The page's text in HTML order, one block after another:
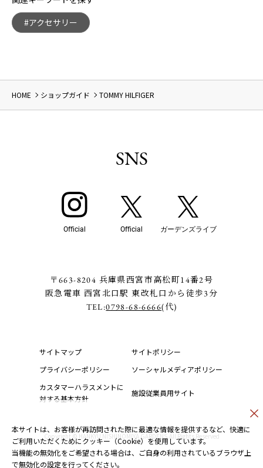
本サイトは、お客様が再訪問された際に最適な情報を提供するなど、快適に
ご利用いただくためにクッキー（Cookie）を使用しています。
当機能の無効化をご希望される場合は、ご自身の利用されているブラウザ上
で無効化の設定を行ってください。
#アクセサリー
HOME ショップガイド TOMMY HILFIGER
SNS
Official Official ガーデンズライブ
〒663-8204 兵庫県西宮市高松町14番2号
阪急電車 西宮北口駅 東改札口から徒歩3分
TEL:0798-68-6666(代)
サイトマップ
サイトポリシー
プライバシーポリシー
ソーシャルメディアポリシー
カスタマーハラスメントに
対する基本方針
施設従業員用サイト
Copyright © HANKYU NISHINOMIYA GARDENS.All Rights Reserved